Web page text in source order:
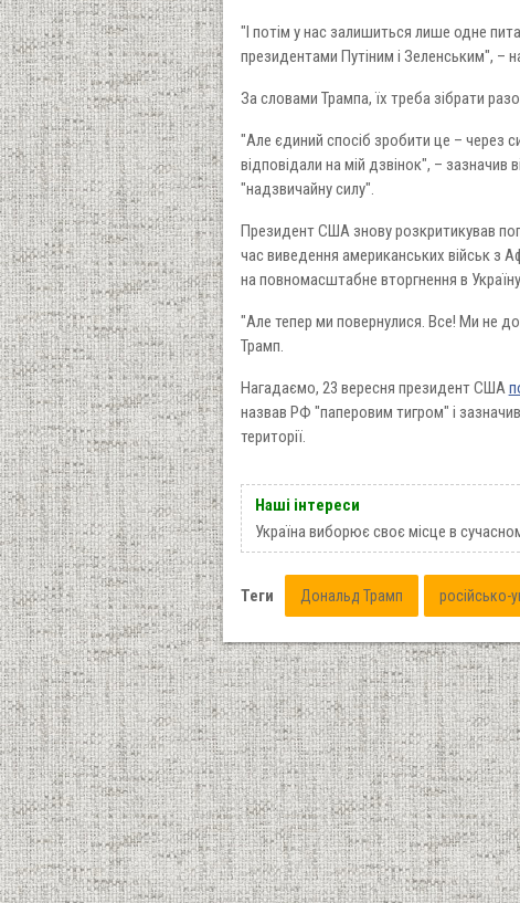
"І потім у нас залишиться лише одне
президентами Путіним і Зеленським", –
За словами Трампа, їх треба зібрати
"Але єдиний спосіб зробити це – через
відповідали на мій дзвінок", –
"надзвичайну силу".
Президент США знову розкритикував
час виведення американських військ з
на повномасштабне вторгнення в
"Але тепер ми повернулися. Все! Ми не
Трамп.
Нагадаємо, 23 вересня президент США
назвав РФ "паперовим тигром" і
території.
Наші інтереси
Україна виборює своє місце в
Теги Дональд Трамп російсько-